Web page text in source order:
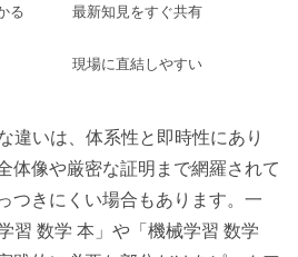
る 最新知見をすぐ共有
現場に直結しやすい
違いは、体系性と即時性にあり
体像や厳密な証明まで網羅されて
つきにくい場合もあります。一
習 数学 本」や「機械学習 数学